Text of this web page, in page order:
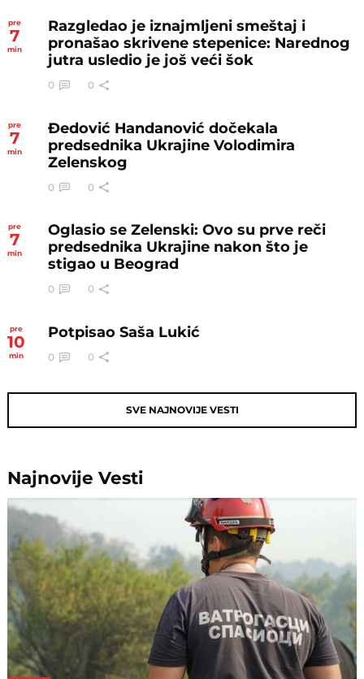
pre
7
min
Razgledao je iznajmljeni smeštaj i
pronašao skrivene stepenice: Narednog
jutra usledio je još veći šok
0 0
pre
7
min
Đedović Handanović dočekala
predsednika Ukrajine Volodimira
Zelenskog
0 0
pre
7
min
Oglasio se Zelenski: Ovo su prve reči
predsednika Ukrajine nakon što je
stigao u Beograd
0 0
pre
10
min
Potpisao Saša Lukić
0 0
SVE NAJNOVIJE VESTI
NajnovijeVesti